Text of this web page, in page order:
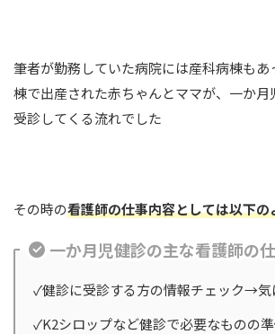
筆者が勤務していた病院には産科病棟も
棟で出産された赤ちゃんとママが、一か月
受診してくる流れでした
その時の看護師の仕事内容としては以下の
一か月児健診の主な看護師の
✓健診に受診する方の情報チェック→気
✓K2シロップなど健診で必要なものの